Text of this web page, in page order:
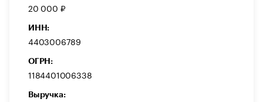
20 000 ₽
ИНН:
4403006789
ОГРН:
1184401006338
Выручка: